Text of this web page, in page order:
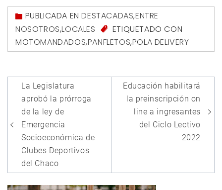
PUBLICADA ENDESTACADAS,ENTRE
NOSOTROS,LOCALES
ETIQUETADO CON
MOTOMANDADOS,PANFLETOS,POLA DELIVERY
Navegación
de
entradas
La Legislatura
aprobó la prórroga
de la ley de
Emergencia
Socioeconómica de
Clubes Deportivos
del Chaco
Educación habilitará
la preinscripción on
line a ingresantes
del Ciclo Lectivo
2022